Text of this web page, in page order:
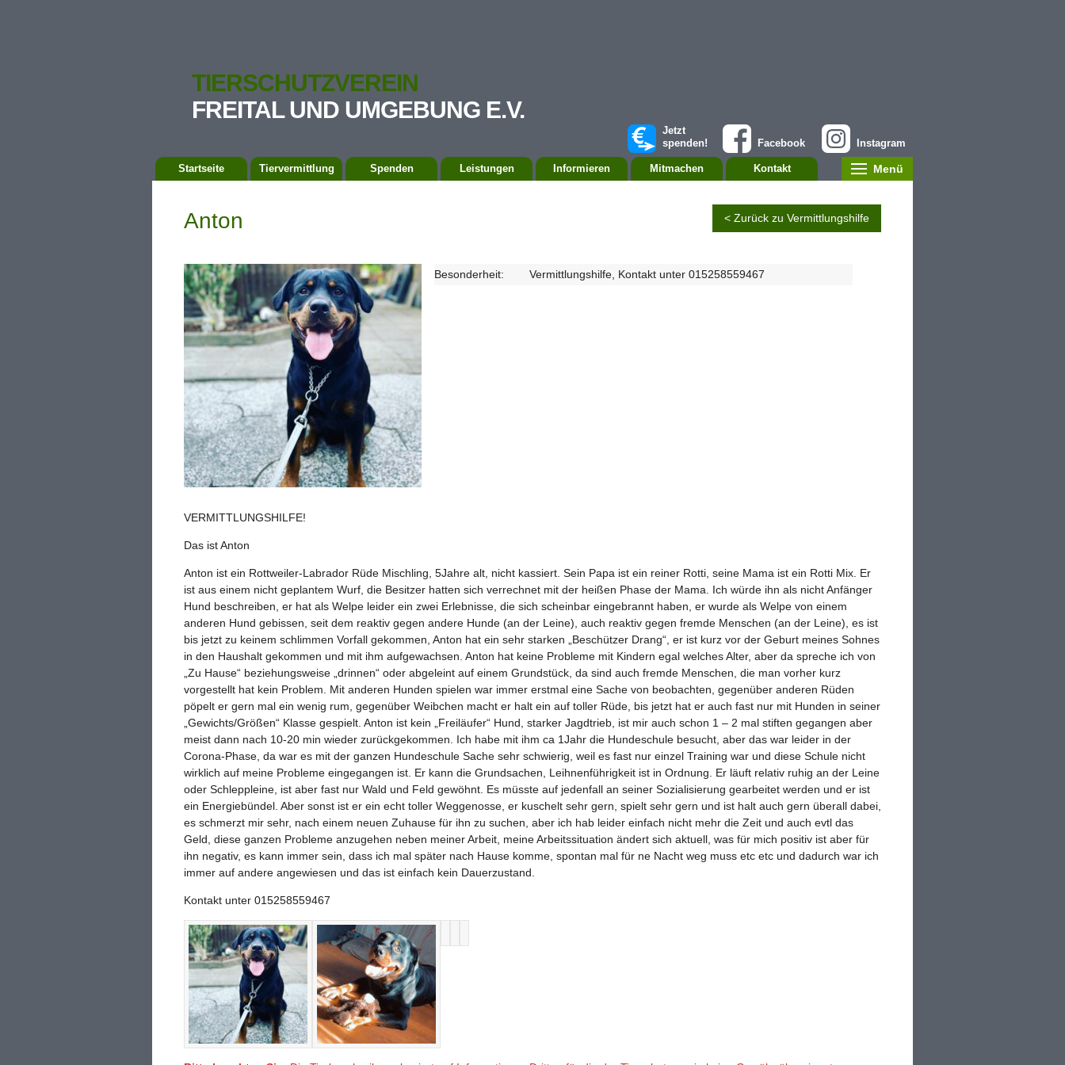
TIERSCHUTZVEREIN
FREITAL UND UMGEBUNG E.V.
Instagram
Facebook
Jetzt
spenden!
Startseite Tiervermittlung Spenden Leistungen Informieren Mitmachen Kontakt Menü
Anton < Zurück zu Vermittlungshilfe
Besonderheit: Vermittlungshilfe, Kontakt unter 015258559467
VERMITTLUNGSHILFE!
Das ist Anton
Anton ist ein Rottweiler-Labrador Rüde Mischling, 5Jahre alt, nicht kassiert. Sein Papa ist ein reiner Rotti, seine Mama ist ein Rotti Mix. Er
ist aus einem nicht geplantem Wurf, die Besitzer hatten sich verrechnet mit der heißen Phase der Mama. Ich würde ihn als nicht Anfänger
Hund beschreiben, er hat als Welpe leider ein zwei Erlebnisse, die sich scheinbar eingebrannt haben, er wurde als Welpe von einem
anderen Hund gebissen, seit dem reaktiv gegen andere Hunde (an der Leine), auch reaktiv gegen fremde Menschen (an der Leine), es ist
bis jetzt zu keinem schlimmen Vorfall gekommen, Anton hat ein sehr starken „Beschützer Drang“, er ist kurz vor der Geburt meines Sohnes
in den Haushalt gekommen und mit ihm aufgewachsen. Anton hat keine Probleme mit Kindern egal welches Alter, aber da spreche ich von
„Zu Hause“ beziehungsweise „drinnen“ oder abgeleint auf einem Grundstück, da sind auch fremde Menschen, die man vorher kurz
vorgestellt hat kein Problem. Mit anderen Hunden spielen war immer erstmal eine Sache von beobachten, gegenüber anderen Rüden
pöpelt er gern mal ein wenig rum, gegenüber Weibchen macht er halt ein auf toller Rüde, bis jetzt hat er auch fast nur mit Hunden in seiner
„Gewichts/Größen“ Klasse gespielt. Anton ist kein „Freiläufer“ Hund, starker Jagdtrieb, ist mir auch schon 1 – 2 mal stiften gegangen aber
meist dann nach 10-20 min wieder zurückgekommen. Ich habe mit ihm ca 1Jahr die Hundeschule besucht, aber das war leider in der
Corona-Phase, da war es mit der ganzen Hundeschule Sache sehr schwierig, weil es fast nur einzel Training war und diese Schule nicht
wirklich auf meine Probleme eingegangen ist. Er kann die Grundsachen, Leihnenführigkeit ist in Ordnung. Er läuft relativ ruhig an der Leine
oder Schleppleine, ist aber fast nur Wald und Feld gewöhnt. Es müsste auf jedenfall an seiner Sozialisierung gearbeitet werden und er ist
ein Energiebündel. Aber sonst ist er ein echt toller Weggenosse, er kuschelt sehr gern, spielt sehr gern und ist halt auch gern überall dabei,
es schmerzt mir sehr, nach einem neuen Zuhause für ihn zu suchen, aber ich hab leider einfach nicht mehr die Zeit und auch evtl das
Geld, diese ganzen Probleme anzugehen neben meiner Arbeit, meine Arbeitssituation ändert sich aktuell, was für mich positiv ist aber für
ihn negativ, es kann immer sein, dass ich mal später nach Hause komme, spontan mal für ne Nacht weg muss etc etc und dadurch war ich
immer auf andere angewiesen und das ist einfach kein Dauerzustand.
Kontakt unter 015258559467